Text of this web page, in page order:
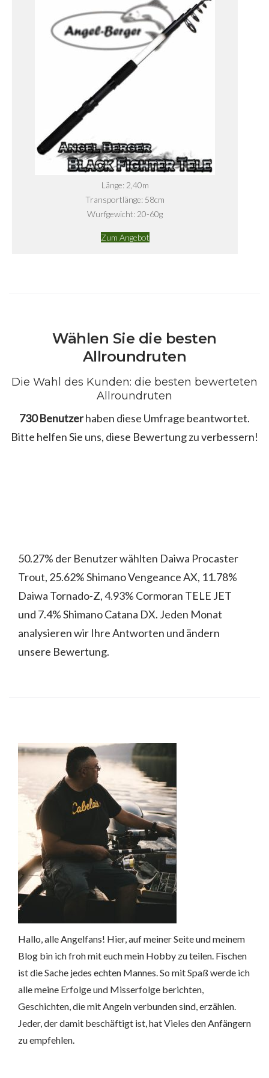
Länge: 2,40m
Transportlänge: 58cm
Wurfgewicht: 20-60g
Zum Angebot
Wählen Sie die besten
Allroundruten
Die Wahl des Kunden: die besten bewerteten
Allroundruten
730 Benutzerhaben diese Umfrage beantwortet.
Bitte helfen Sie uns, diese Bewertung zu verbessern!
50.27% der Benutzer wählten Daiwa Procaster
Trout, 25.62% Shimano Vengeance AX, 11.78%
Daiwa Tornado-Z, 4.93% Cormoran TELE JET
und 7.4% Shimano Catana DX. Jeden Monat
analysieren wir Ihre Antworten und ändern
unsere Bewertung.
Hallo, alle Angelfans! Hier, auf meiner Seite und meinem
Blog bin ich froh mit euch mein Hobby zu teilen. Fischen
ist die Sache jedes echten Mannes. So mit Spaß werde ich
alle meine Erfolge und Misserfolge berichten,
Geschichten, die mit Angeln verbunden sind, erzählen.
Jeder, der damit beschäftigt ist, hat Vieles den Anfängern
zu empfehlen.